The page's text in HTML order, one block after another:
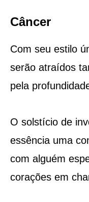
Câncer
Com seu estilo
serão atraídos
pela
O solstício de
essência uma
com alguém
corações em